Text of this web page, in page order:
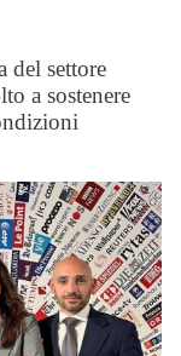
del settore
a sostenere